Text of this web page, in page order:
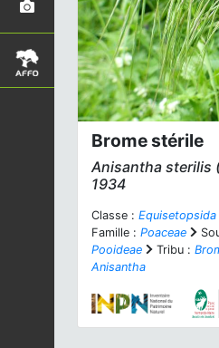
Brome stérile
Anisantha sterilis
1934
Classe : Equisetopsida
Famille : Poaceae
Pooideae
Tribu :
Anisantha